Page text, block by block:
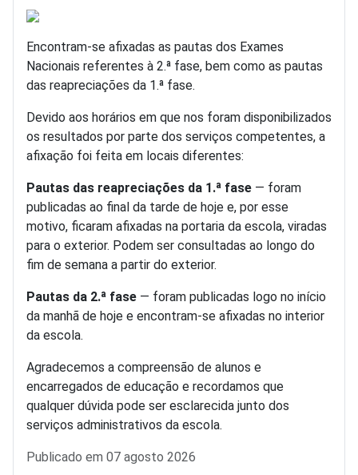
Encontram-se afixadas as pautas dos Exames
Nacionais referentes à 2.ª fase, bem como as pautas
das reapreciações da 1.ª fase.
Devido aos horários em que nos foram disponibilizados
os resultados por parte dos serviços competentes, a
afixação foi feita em locais diferentes:
Pautas das reapreciações da 1.ª fase — foram
publicadas ao final da tarde de hoje e, por esse
motivo, ficaram afixadas na portaria da escola, viradas
para o exterior. Podem ser consultadas ao longo do
fim de semana a partir do exterior.
Pautas da 2.ª fase — foram publicadas logo no início
da manhã de hoje e encontram-se afixadas no interior
da escola.
Agradecemos a compreensão de alunos e
encarregados de educação e recordamos que
qualquer dúvida pode ser esclarecida junto dos
serviços administrativos da escola.
Detalhes
Publicado em 07 agosto 2026